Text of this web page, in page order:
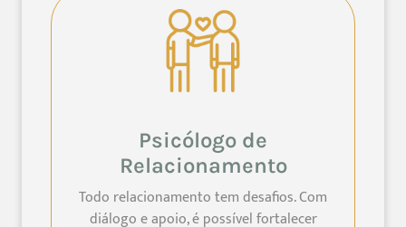
Psicólogo de
Relacionamento
Todo relacionamento tem desafios. Com
diálogo e apoio, é possível fortalecer